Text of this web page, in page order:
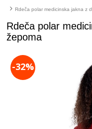
Rdeča polar medicinska jakna z
Rdeča polar
žepoma
-32%